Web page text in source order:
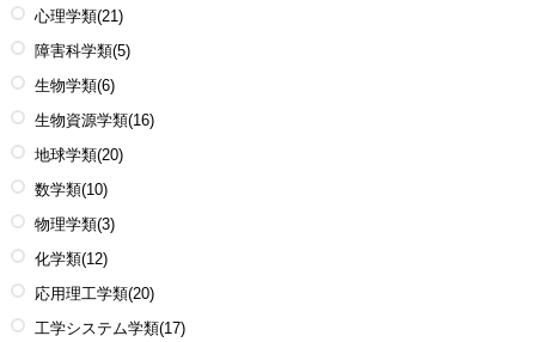
心理学類(21)
障害科学類(5)
生物学類(6)
生物資源学類(16)
地球学類(20)
数学類(10)
物理学類(3)
化学類(12)
応用理工学類(20)
工学システム学類(17)